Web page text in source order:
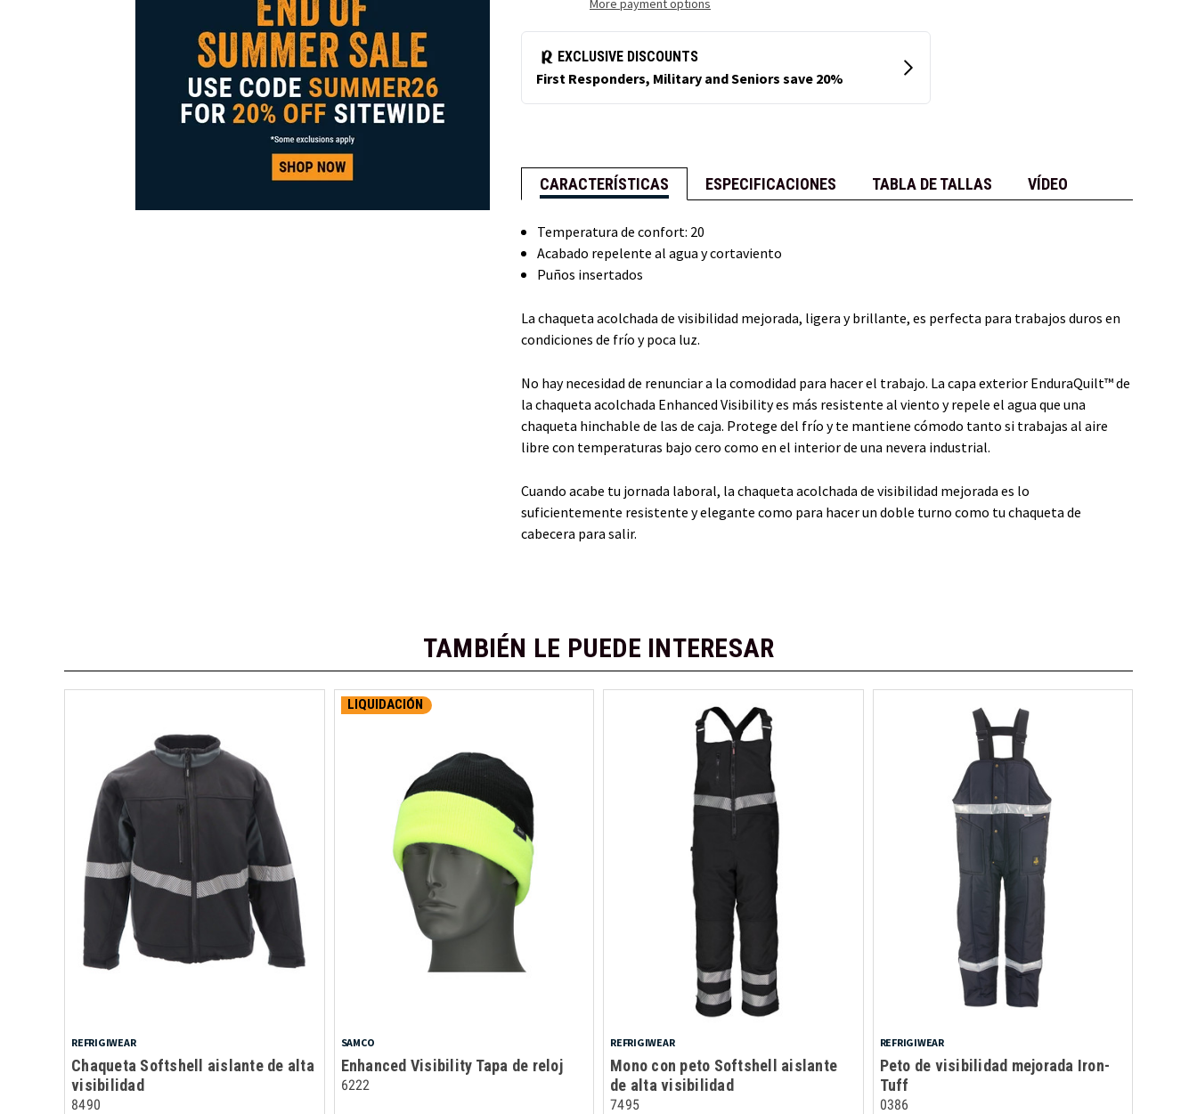
mejorada visibilidad
More payment options
CARACTERÍSTICAS ESPECIFICACIONES TABLA DE TALLAS VÍDEO
Temperatura de confort: 20
Acabado repelente al agua y cortaviento
Puños insertados
La chaqueta acolchada de visibilidad mejorada, ligera y brillante, es perfecta para trabajos duros en
condiciones de frío y poca luz.
No hay necesidad de renunciar a la comodidad para hacer el trabajo. La capa exterior EnduraQuilt™ de
la chaqueta acolchada Enhanced Visibility es más resistente al viento y repele el agua que una
chaqueta hinchable de las de caja. Protege del frío y te mantiene cómodo tanto si trabajas al aire
libre con temperaturas bajo cero como en el interior de una nevera industrial.
Cuando acabe tu jornada laboral, la chaqueta acolchada de visibilidad mejorada es lo
suficientemente resistente y elegante como para hacer un doble turno como tu chaqueta de
cabecera para salir.
TAMBIÉN LE PUEDE INTERESAR
REFRIGIWEAR
Chaqueta Softshell aislante de alta
visibilidad
8490
LIQUIDACIÓN
SAMCO
Enhanced Visibility Tapa de reloj
6222
REFRIGIWEAR
Mono con peto Softshell aislante
de alta visibilidad
7495
REFRIGIWEAR
Peto de visibilidad mejorada Iron-
Tuff
0386